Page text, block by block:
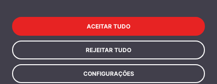
Política de Privacidade
Copyright 2025 © ISEG - Executive Education
CONFIGURAÇÕES
REJEITAR TUDO
ACEITAR TUDO